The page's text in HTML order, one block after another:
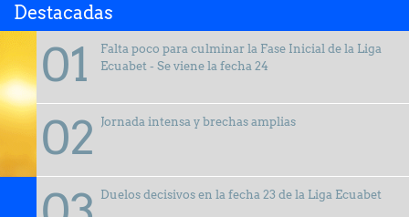
Destacadas
Falta poco para culminar la Fase Inicial de la Liga
Ecuabet - Se viene la fecha 24
Jornada intensa y brechas amplias
Duelos decisivos en la fecha 23 de la Liga Ecuabet